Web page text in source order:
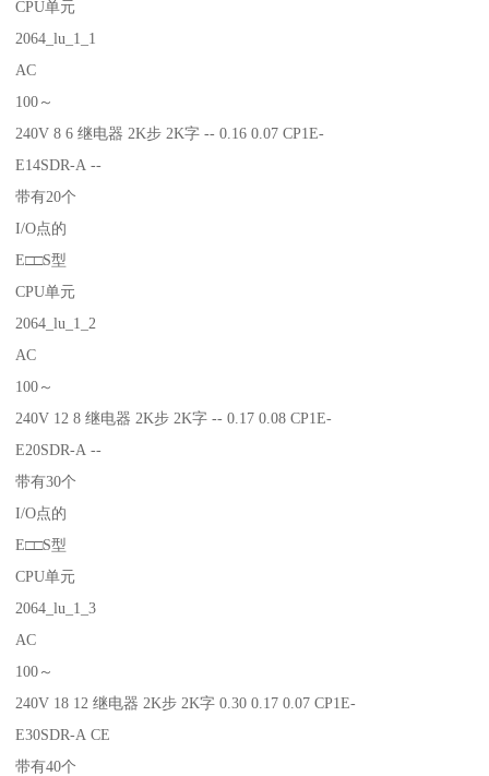
CPU单元
2064_lu_1_1
AC
100～
240V 8 6 继电器 2K步 2K字 -- 0.16 0.07 CP1E-
E14SDR-A --
带有20个
I/O点的
E□□S型
CPU单元
2064_lu_1_2
AC
100～
240V 12 8 继电器 2K步 2K字 -- 0.17 0.08 CP1E-
E20SDR-A --
带有30个
I/O点的
E□□S型
CPU单元
2064_lu_1_3
AC
100～
240V 18 12 继电器 2K步 2K字 0.30 0.17 0.07 CP1E-
E30SDR-A CE
带有40个